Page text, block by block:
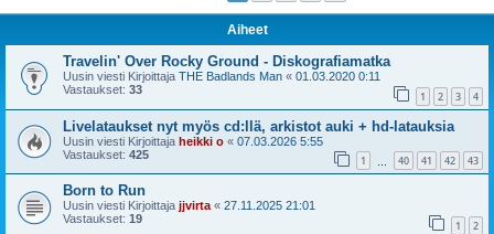
Aiheet
Travelin' Over Rocky Ground - Diskografiamatka
Uusin viesti Kirjoittaja THE Badlands Man « 01.03.2020 0:11
Vastaukset: 33 1 2 3 4
Livelataukset nyt myös cd:llä, arkistot auki + hd-latauksia
Uusin viesti Kirjoittaja heikki o « 07.03.2026 5:55
Vastaukset: 425 1 40 41 42 43
Born to Run
Uusin viesti Kirjoittaja jjvirta « 27.11.2025 21:01
Vastaukset: 19 1 2